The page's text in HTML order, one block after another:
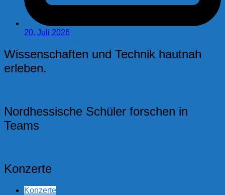
20. Juli 2026
Wissenschaften und Technik hautnah
erleben.
Nordhessische Schüler forschen in
Teams
Konzerte
Konzerte